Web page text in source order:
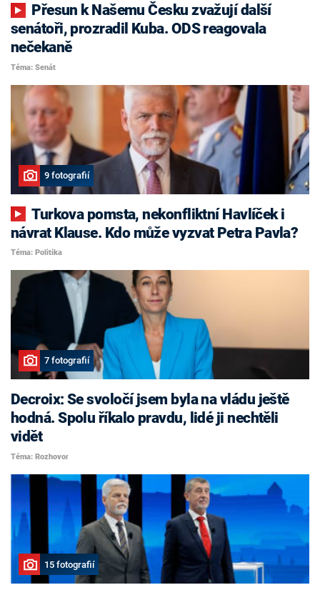
senátoři, prozradil Kuba. ODS reagovala
nečekaně
Téma: Senát
9 fotografií
Turkova pomsta, nekonfliktní Havlíček i
návrat Klause. Kdo může vyzvat Petra Pavla?
Téma: Politika
7 fotografií
Decroix: Se svoločí jsem byla na vládu ještě
hodná. Spolu říkalo pravdu, lidé ji nechtěli
vidět
Téma: Rozhovor
15 fotografií